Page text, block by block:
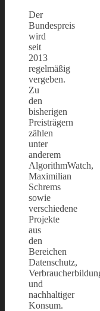
Der
Bundespreis
wird
seit
2013
regelmäßig
vergeben.
Zu
den
bisherigen
Preisträgern
zählen
unter
anderem
AlgorithmWatch,
Maximilian
Schrems
sowie
verschiedene
Projekte
aus
den
Bereichen
Datenschutz,
und
nachhaltiger
Konsum.